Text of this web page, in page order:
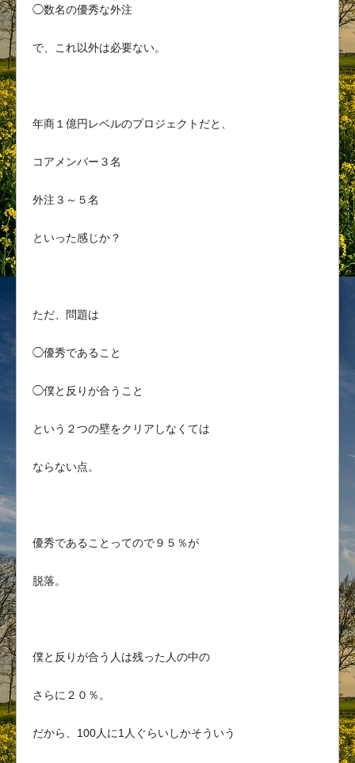
◯数名の優秀な外注
で、これ以外は必要ない。
年商１億円レベルのプロジェクトだと、
コアメンバー３名
外注３～５名
といった感じか？
ただ、問題は
◯優秀であること
◯僕と反りが合うこと
という２つの壁をクリアしなくては
ならない点。
優秀であることってので９５％が
脱落。
僕と反りが合う人は残った人の中の
さらに２０％。
だから、100人に1人ぐらいしかそういう